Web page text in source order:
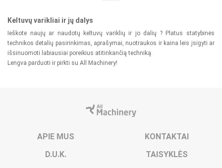
Keltuvų varikliai ir jų dalys
Ieškote naujų ar naudotų keltuvų variklių ir jo dalių ? Platus statybinės
technikos detalių pasirinkimas, aprašymai, nuotraukos ir kaina leis įsigyti ar
išsinuomoti labiausiai poreikius atitinkančią techniką.
Lengva parduoti ir pirkti su All Machinery!
APIE MUS
KONTAKTAI
D.U.K.
TAISYKLĖS